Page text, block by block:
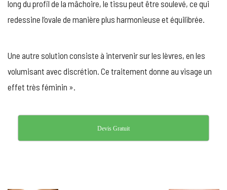
long du profil de la mâchoire, le tissu peut être soulevé, ce qui
redessine l’ovale de manière plus harmonieuse et équilibrée.
Une autre solution consiste à intervenir sur les lèvres, en les
volumisant avec discrétion. Ce traitement donne au visage un
effet très féminin ».
Devis Gratuit